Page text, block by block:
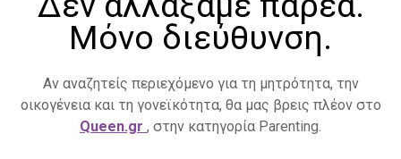
Μόνο διεύθυνση.
Αν αναζητείς περιεχόμενο για τη μητρότητα, την
οικογένεια και τη γονεϊκότητα, θα μας βρεις πλέον στο
Queen.gr , στην κατηγορία Parenting.